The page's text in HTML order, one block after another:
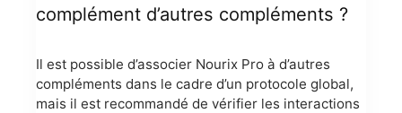
complément d’autres compléments ?
Il est possible d’associer Nourix Pro à d’autres
compléments dans le cadre d’un protocole global,
mais il est recommandé de vérifier les interactions